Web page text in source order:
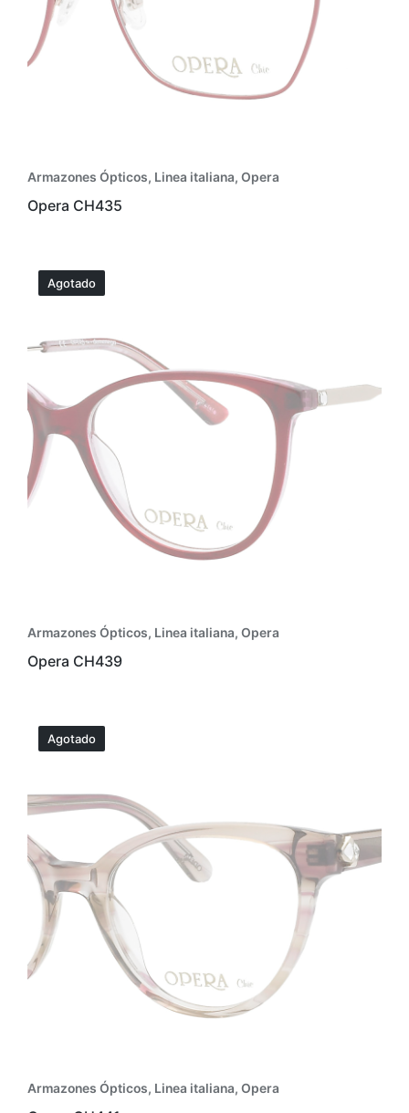
Armazones Ópticos, Linea italiana, Opera
Opera CH435
Agotado
Armazones Ópticos, Linea italiana, Opera
Opera CH439
Agotado
Armazones Ópticos, Linea italiana, Opera